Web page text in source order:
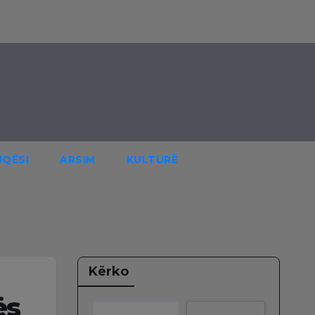
ARSIM KULTURË
Kërko